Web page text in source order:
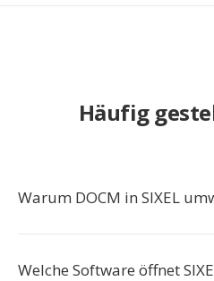
Häufig
Warum DOCM in SIXEL
Welche Software öffnet